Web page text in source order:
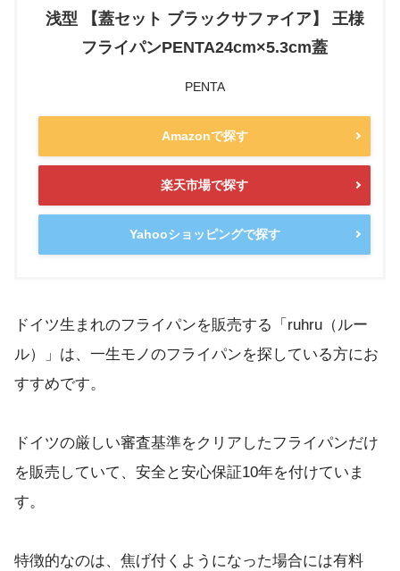
浅型 【蓋セット ブラックサファイア】 王様
フライパンPENTA24cm×5.3cm蓋
PENTA
Amazonで探す
楽天市場で探す
Yahooショッピングで探す
ドイツ生まれのフライパンを販売する「ruhru（ルー
ル）」は、一生モノのフライパンを探している方にお
すすめです。
ドイツの厳しい審査基準をクリアしたフライパンだけ
を販売していて、安全と安心保証10年を付けていま
す。
特徴的なのは、焦げ付くようになった場合には有料